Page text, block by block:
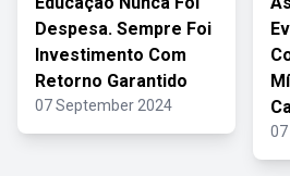
Despesa. Sempre Foi
Investimento Com
Retorno Garantido
07 September 2024